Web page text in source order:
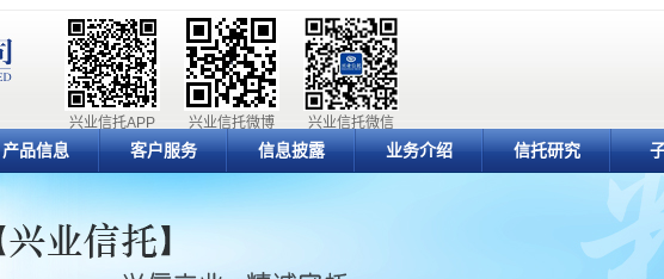
兴业信托微信
兴业信托微博
兴业信托APP
产品信息 客户服务 信息披露 业务介绍 信托研究